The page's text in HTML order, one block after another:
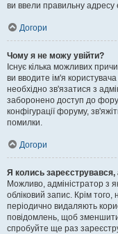
ви ввели правильну адресу
Догори
Чому я не можу увійти?
Існує кілька можливих
ви вводите ім'я
необхідно зв'язатися з
заборонено доступ до
конфігурації форуму,
помилки.
Догори
Я колись
Можливо, адміністратор з
обліковий запис. Крім
періодично видаляють
повідомлень, щоб
спробуйте ще раз